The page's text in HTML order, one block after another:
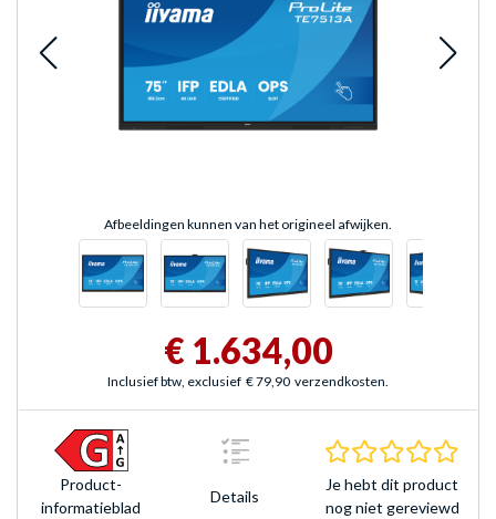
Afbeeldingen kunnen van het origineel afwijken.
€ 1.634,00
Inclusief btw, exclusief € 79,90 verzendkosten.
Product­
informatieblad
Details
Je hebt dit product
nog niet gereviewd